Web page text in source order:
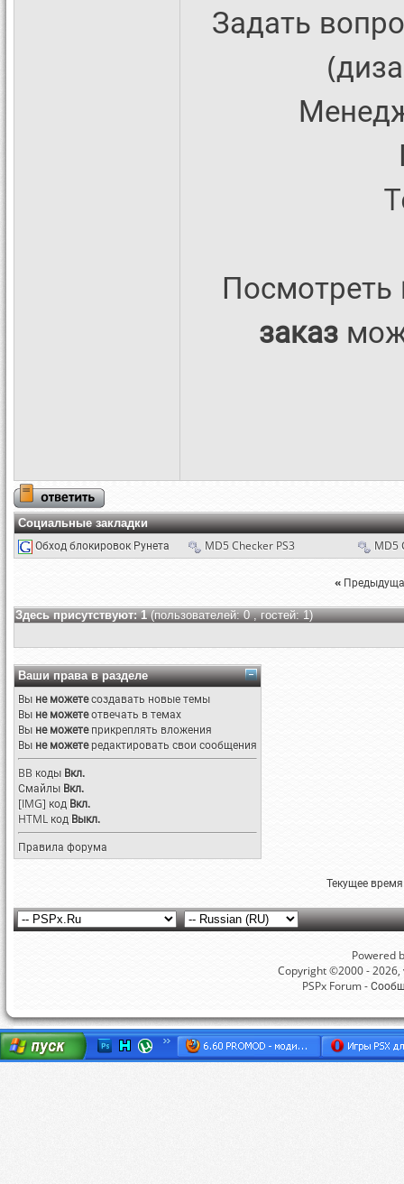
Задать
Посмотреть
заказ
Социальные закладки
Обход блокировок Рунета MD5 Checker PS3 MD5
«
Здесь присутствуют: 1(пользователей: 0 , гостей: 1)
Ваши права в разделе
Вы не можетесоздавать новые темы
Вы не можетеотвечать в темах
Вы не можетеприкреплять вложения
Вы не можетередактировать свои сообщения
BB коды Вкл.
Смайлы Вкл.
[IMG] код Вкл.
HTML код Выкл.
Правила форума
Текущее
Powered
Copyright ©2000 -
PSPx Forum -